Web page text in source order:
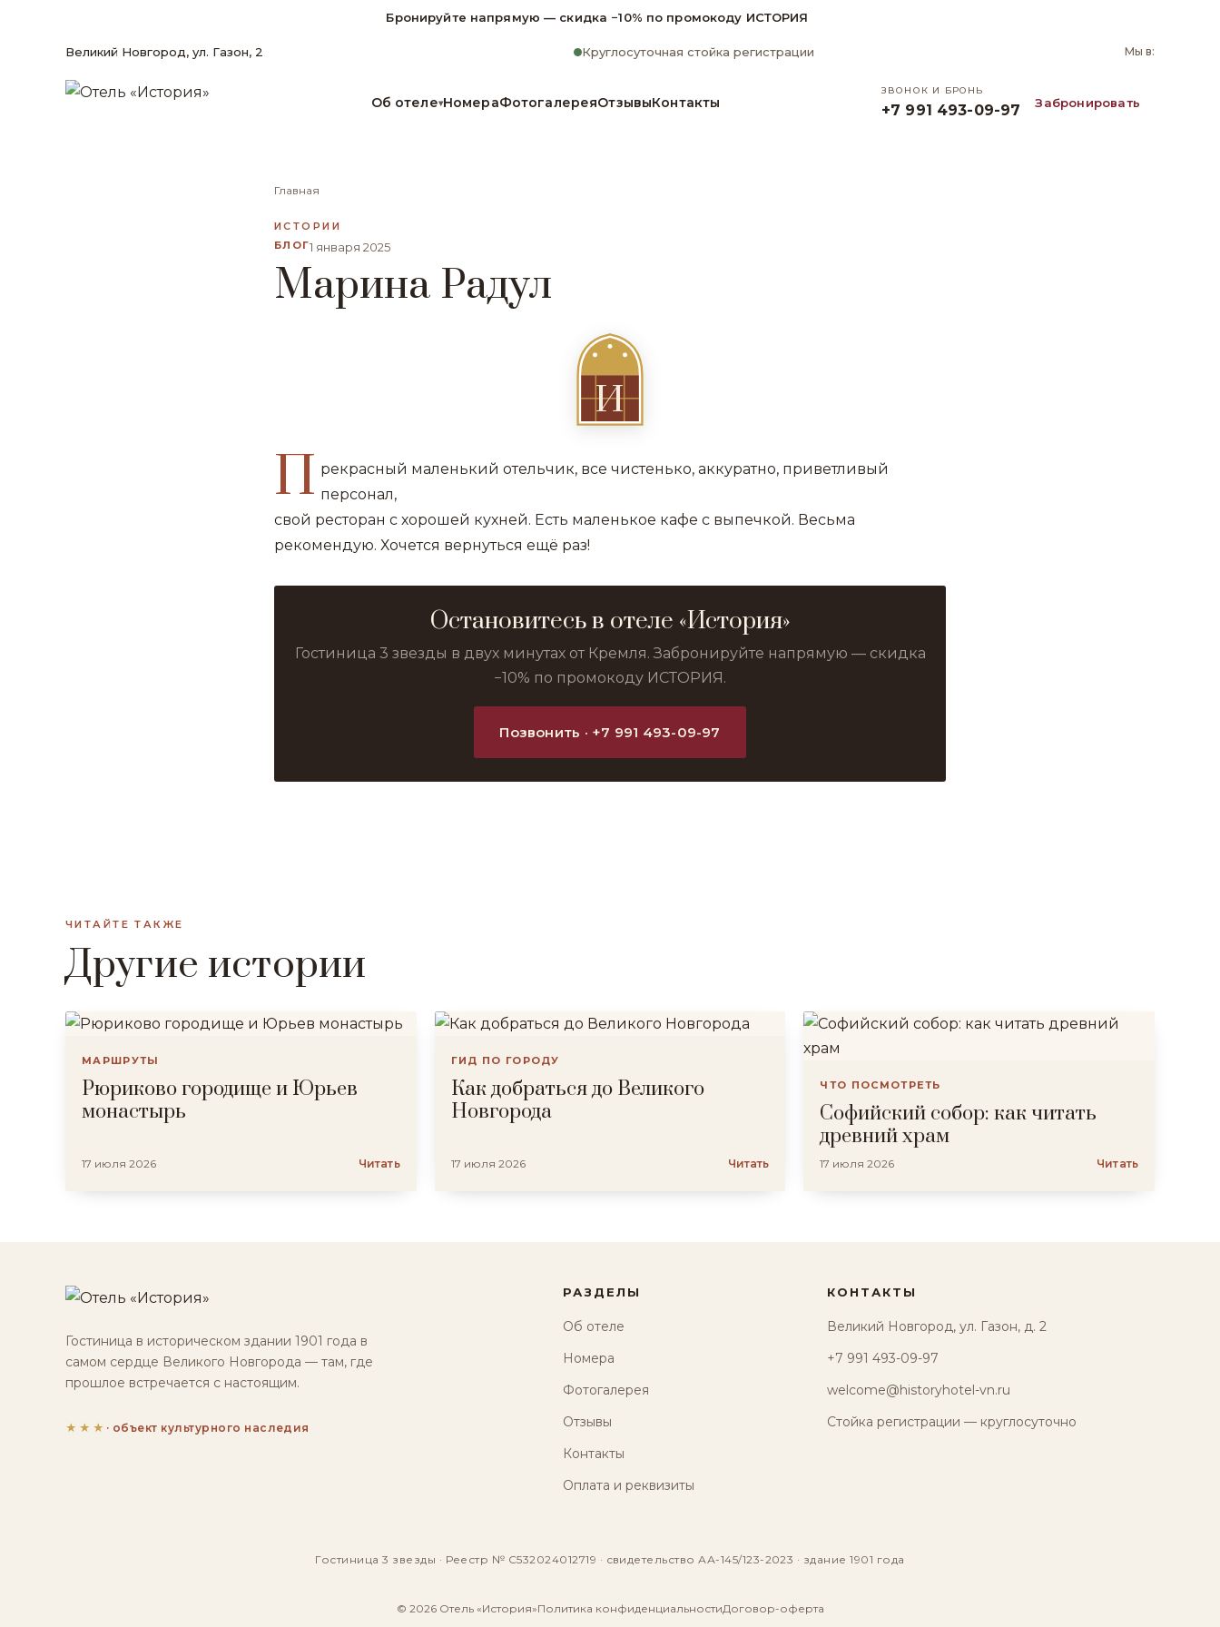
Бронируйте напрямую — скидка −10% по промокоду ИСТОРИЯ
Великий Новгород, ул. Газон, 2 Круглосуточная стойка регистрации Мы в:
Об отеле▾НомераФотогалереяОтзывыКонтакты
ЗВОНОК И БРОНЬ
+7 991 493-09-97 Забронировать
Главная
ИСТОРИИ
БЛОГ1 января 2025
Марина Радул
И
П рекрасный маленький отельчик, все чистенько, аккуратно, приветливый
персонал,
свой ресторан с хорошей кухней. Есть маленькое кафе с выпечкой. Весьма
рекомендую. Хочется вернуться ещё раз!
Остановитесь в отеле «История»
Гостиница 3 звезды в двух минутах от Кремля. Забронируйте напрямую — скидка
−10% по промокоду ИСТОРИЯ.
Позвонить · +7 991 493-09-97
ЧИТАЙТЕ ТАКЖЕ
Другие истории
МАРШРУТЫ
Рюриково городище и Юрьев
монастырь
17 июля 2026 Читать
ГИД ПО ГОРОДУ
Как добраться до Великого
Новгорода
17 июля 2026 Читать
ЧТО ПОСМОТРЕТЬ
Софийский собор: как читать
древний храм
17 июля 2026 Читать
Гостиница в историческом здании 1901 года в
самом сердце Великого Новгорода — там, где
прошлое встречается с настоящим.
★★★ · объект культурного наследия
РАЗДЕЛЫ
Об отеле
Номера
Фотогалерея
Отзывы
Контакты
Оплата и реквизиты
КОНТАКТЫ
Великий Новгород, ул. Газон, д. 2
+7 991 493-09-97
welcome@historyhotel-vn.ru
Стойка регистрации — круглосуточно
Гостиница 3 звезды · Реестр № С532024012719 · свидетельство АА-145/123-2023 · здание 1901 года
© 2026 Отель «История»Политика конфиденциальностиДоговор-оферта